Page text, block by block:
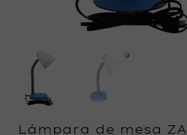
Lámpara de mesa